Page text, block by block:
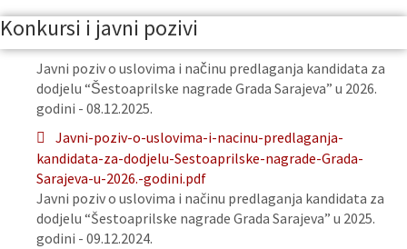
Konkursi i javni pozivi
Javni poziv o uslovima i načinu predlaganja kandidata za
dodjelu “Šestoaprilske nagrade Grada Sarajeva” u 2026.
godini - 08.12.2025.
Javni-poziv-o-uslovima-i-nacinu-predlaganja-
kandidata-za-dodjelu-Sestoaprilske-nagrade-Grada-
Sarajeva-u-2026.-godini.pdf
Javni poziv o uslovima i načinu predlaganja kandidata za
dodjelu “Šestoaprilske nagrade Grada Sarajeva” u 2025.
godini - 09.12.2024.